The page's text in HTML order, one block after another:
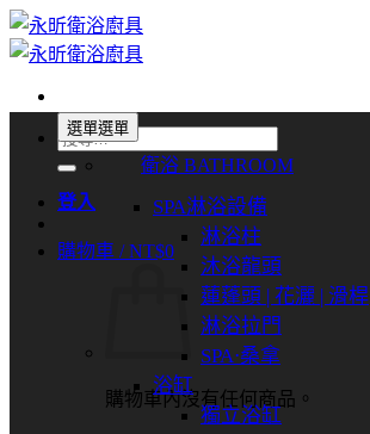
Skip
to
content
搜
尋
關
字:
登入
購物車 /NT$0
購物車內沒有任何商品。
選單選單
衛浴 BATHROOM
SPA淋浴設備
淋浴柱
沐浴龍頭
蓮蓬頭 | 花灑 | 滑桿
淋浴拉門
SPA⋅桑拿
浴缸
獨立浴缸